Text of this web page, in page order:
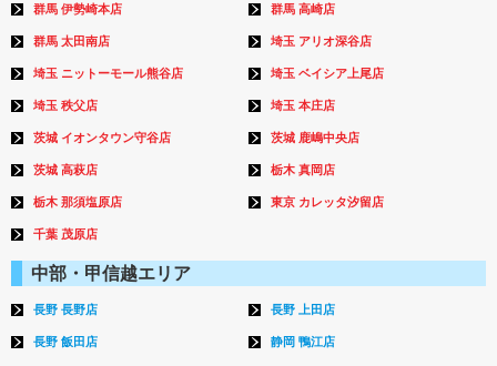
群馬 伊勢崎本店 群馬 高崎店
群馬 太田南店 埼玉 アリオ深谷店
埼玉 ニットーモール熊谷店 埼玉 ベイシア上尾店
埼玉 秩父店 埼玉 本庄店
茨城 イオンタウン守谷店 茨城 鹿嶋中央店
茨城 高萩店 栃木 真岡店
栃木 那須塩原店 東京 カレッタ汐留店
千葉 茂原店
中部・甲信越エリア
長野 長野店 長野 上田店
長野 飯田店 静岡 鴨江店